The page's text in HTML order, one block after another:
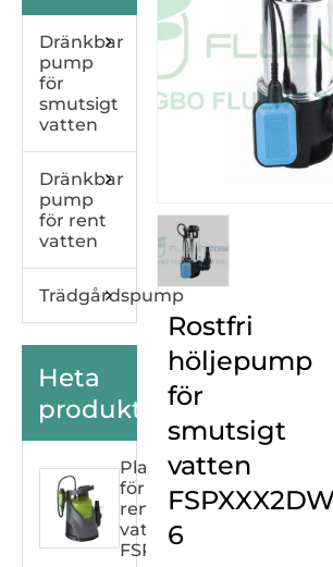
Dränkbar
pump
för
smutsigt
vatten
Dränkbar
pump
för rent
vatten
Trädgårdspump
Heta
produkter
Plasthuspump
för
rent
vatten
FSPXXX33C
Rostfri
höljepump
för
smutsigt
vatten
6